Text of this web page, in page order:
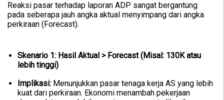
Reaksi pasar terhadap laporan ADP sangat bergantung
pada seberapa jauh angka aktual menyimpang dari angka
perkiraan (Forecast).
Skenario 1: Hasil Aktual > Forecast (Misal: 130K atau
lebih tinggi)
Implikasi: Menunjukkan pasar tenaga kerja AS yang lebih
kuat dari perkiraan. Ekonomi menambah pekerjaan